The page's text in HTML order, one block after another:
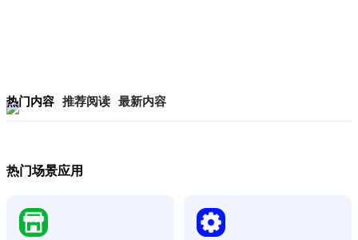
热门内容 推荐阅读 最新内容
热门场景应用